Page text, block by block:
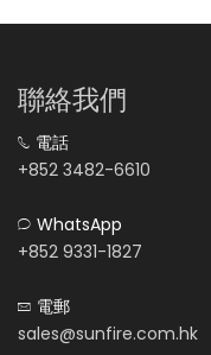
聯絡我們
電話
+852 3482-6610
WhatsApp
+852 9331-1827
電郵
sales@sunfire.com.hk